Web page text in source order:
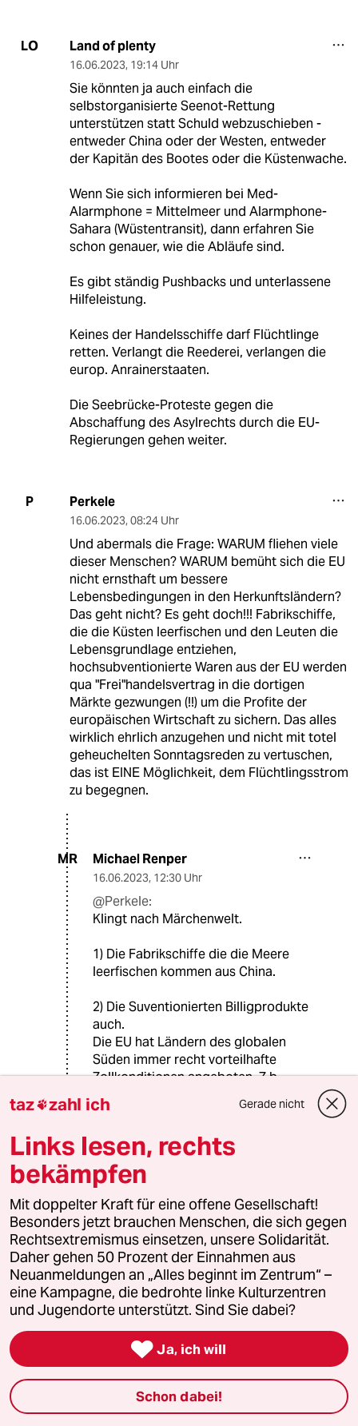
LO Land of plenty
16.06.2023, 19:14 Uhr
Sie könnten ja auch einfach die
selbstorganisierte Seenot-Rettung
unterstützen statt Schuld webzuschieben -
entweder China oder der Westen, entweder
der Kapitän des Bootes oder die Küstenwache.
Wenn Sie sich informieren bei Med-
Alarmphone = Mittelmeer und Alarmphone-
Sahara (Wüstentransit), dann erfahren Sie
schon genauer, wie die Abläufe sind.
Es gibt ständig Pushbacks und unterlassene
Hilfeleistung.
Keines der Handelsschiffe darf Flüchtlinge
retten. Verlangt die Reederei, verlangen die
europ. Anrainerstaaten.
Die Seebrücke-Proteste gegen die
Abschaffung des Asylrechts durch die EU-
Regierungen gehen weiter.
P Perkele
16.06.2023, 08:24 Uhr
Und abermals die Frage: WARUM fliehen viele
dieser Menschen? WARUM bemüht sich die EU
nicht ernsthaft um bessere
Lebensbedingungen in den Herkunftsländern?
Das geht nicht? Es geht doch!!! Fabrikschiffe,
die die Küsten leerfischen und den Leuten die
Lebensgrundlage entziehen,
hochsubventionierte Waren aus der EU werden
qua "Frei"handelsvertrag in die dortigen
Märkte gezwungen (!!) um die Profite der
europäischen Wirtschaft zu sichern. Das alles
wirklich ehrlich anzugehen und nicht mit totel
geheuchelten Sonntagsreden zu vertuschen,
das ist EINE Möglichkeit, dem Flüchtlingsstrom
zu begegnen.
MR Michael Renper
16.06.2023, 12:30 Uhr
@Perkele:
Klingt nach Märchenwelt.
1) Die Fabrikschiffe die die Meere
leerfischen kommen aus China.
2) Die Suventionierten Billigprodukte
auch.
Die EU hat Ländern des globalen
Süden immer recht vorteilhafte
Zollkonditionen angeboten. Z.b.
zollfreie Textilimporte wenn das Land
im Gegenzug die Zölle auf
(most favored clause).
Das Problem ist nahezu immer die
Korruption. Diese schafft eine
schlechtes wirtschaftliche Klima.
Wir können keine Wunder leisten.
Geld schicken hilft nicht. Die letzten
150 Jahre haben gezeigt das nur der
Aufbau einer (nocht so kleinen)
Exportindustrie ein Land voranbringt.
AJ Andreas J
@Michael Renper:
taz zahl ich Gerade nicht
Links lesen, rechts
bekämpfen
Mit doppelter Kraft für eine offene Gesellschaft!
Besonders jetzt brauchen Menschen, die sich gegen
Rechtsextremismus einsetzen, unsere Solidarität.
Daher gehen 50 Prozent der Einnahmen aus
Neuanmeldungen an „Alles beginnt im Zentrum“ –
eine Kampagne, die bedrohte linke Kulturzentren
und Jugendorte unterstützt. Sind Sie dabei?
 Ja, ich will
Schon dabei!